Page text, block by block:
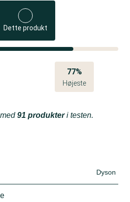
Dette produkt
77%
Højeste
91 produkteri testen.
Dyson